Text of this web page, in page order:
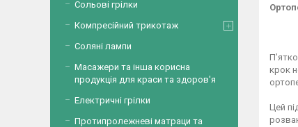
крок
Цей
Сольові грілки
Компресійний трикотаж
Соляні лампи
Масажери та інша корисна
продукція для краси та здоров'я
Електричні грілки
Протипролежневі матраци та